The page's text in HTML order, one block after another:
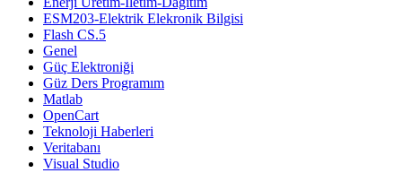
ESM203-Elektrik Elekronik Bilgisi
Flash CS.5
Genel
Güç Elektroniği
Güz Ders Programım
Matlab
OpenCart
Teknoloji Haberleri
Veritabanı
Visual Studio